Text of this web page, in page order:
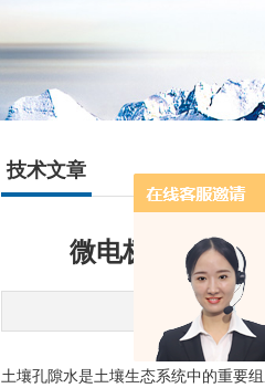
技术文章
微电极分析系统
土壤孔隙水是土壤生态系统中的重要